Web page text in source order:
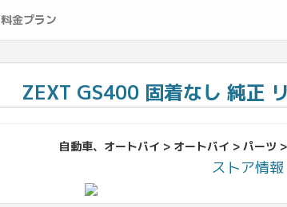
料金プラン
ZEXT GS400 固着なし 純正
自動車、オートバイ > オートバイ > パーツ
ストア情報